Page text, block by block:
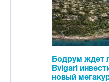
Бодрум ждет
Bvlgari
новый